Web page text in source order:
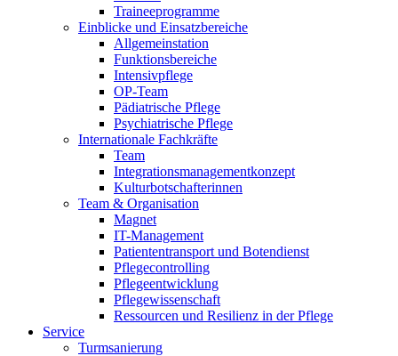
Traineeprogramme
Einblicke und Einsatzbereiche
Allgemeinstation
Funktionsbereiche
Intensivpflege
OP-Team
Pädiatrische Pflege
Psychiatrische Pflege
Internationale Fachkräfte
Team
Integrationsmanagementkonzept
Kulturbotschafterinnen
Team & Organisation
Magnet
IT-Management
Patiententransport und Botendienst
Pflegecontrolling
Pflegeentwicklung
Pflegewissenschaft
Ressourcen und Resilienz in der Pflege
Service
Turmsanierung